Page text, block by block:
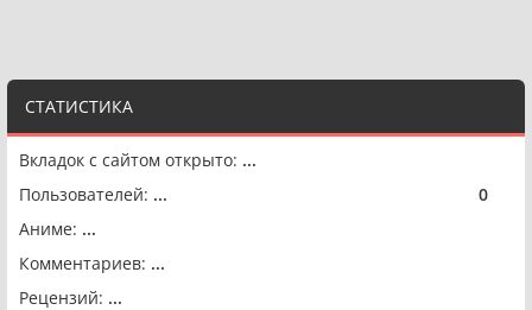
СТАТИСТИКА
Вкладок с сайтом открыто: ...
Пользователей: ... 0
Аниме: ...
Комментариев: ...
Рецензий: ...